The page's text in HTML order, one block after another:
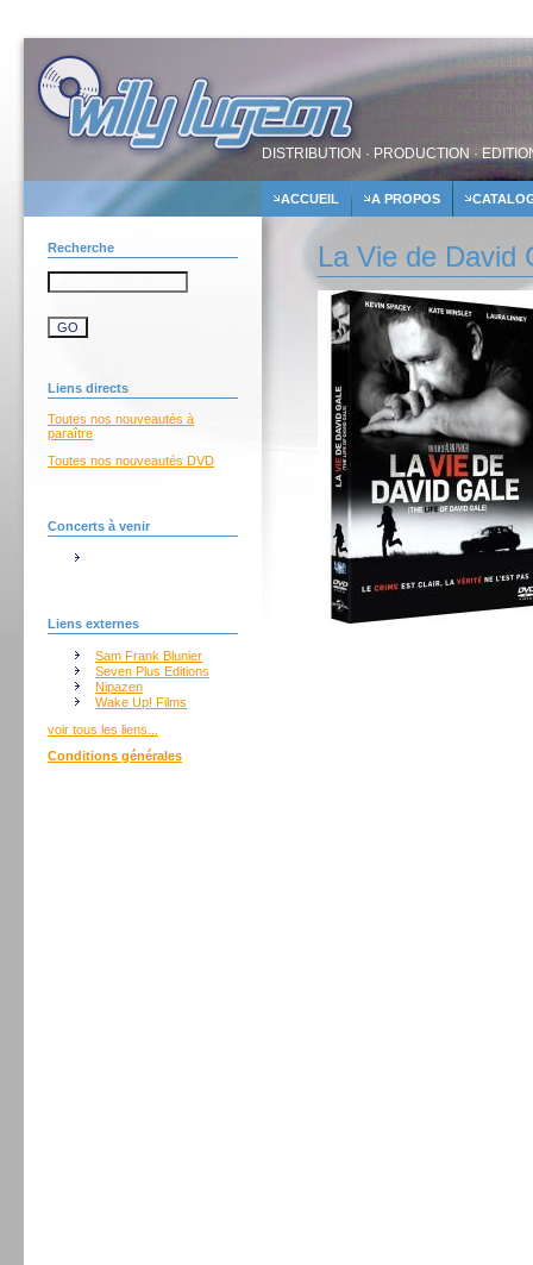
DISTRIBUTION · PRODUCTION ·
ACCUEIL A PROPOS
Recherche
Liens directs
Toutes nos nouveautés à
paraître
Toutes nos nouveautés DVD
Concerts à venir
Liens externes
Sam Frank Blunier
Seven Plus Editions
Nipazen
Wake Up! Films
voir tous les liens...
Conditions générales
La Vie de David